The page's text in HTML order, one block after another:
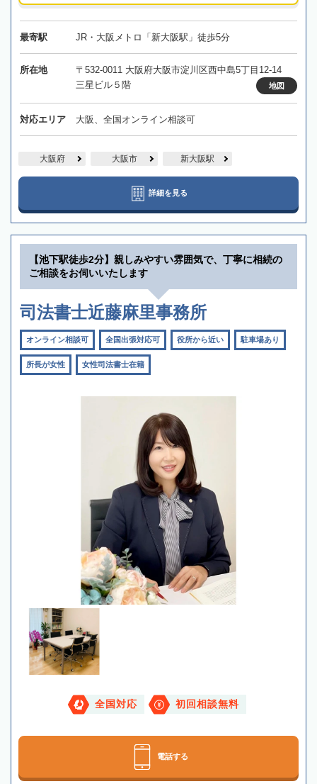
最寄駅 JR・大阪メトロ「新大阪駅」徒歩5分
所在地
〒532-0011 大阪府大阪市淀川区西中島5丁目12-14
三星ビル５階
地図
対応エリア 大阪、全国オンライン相談可
大阪府 大阪市 新大阪駅
詳細を見る
【池下駅徒歩2分】親しみやすい雰囲気で、丁寧に相続の
ご相談をお伺いいたします
司法書士近藤麻里事務所
オンライン相談可 全国出張対応可 役所から近い 駐車場あり
所長が女性 女性司法書士在籍
全国対応 初回相談無料
電話する